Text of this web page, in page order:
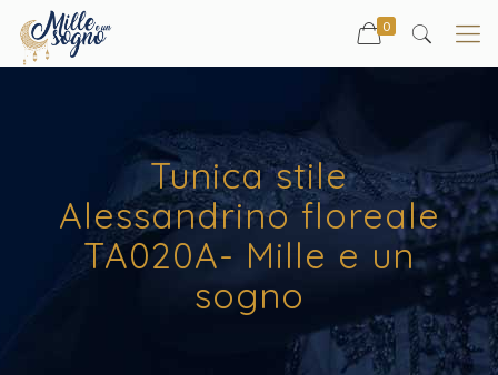
0
Tunica stile
Alessandrino floreale
TA020A- Mille e un
sogno